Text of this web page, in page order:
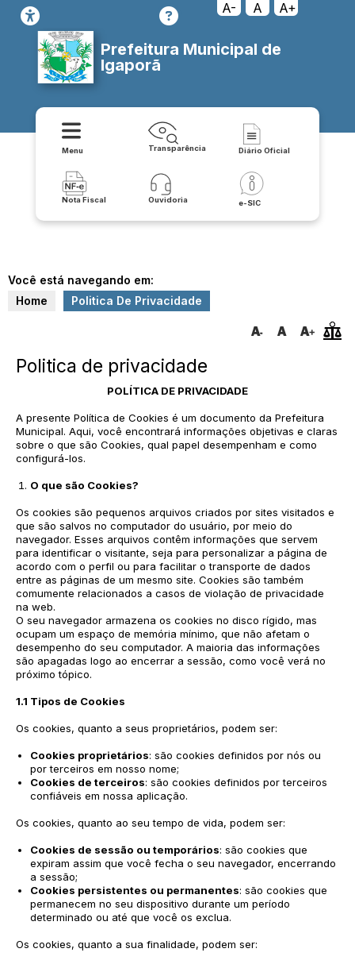
A- A A+
Prefeitura Municipal de
Igaporã
Menu Transparência Diário Oficial
Nota Fiscal Ouvidoria e-SIC
Você está navegando em:
Home
Politica De Privacidade
Politica de privacidade
POLÍTICA DE PRIVACIDADE
A presente Política de Cookies é um documento da Prefeitura
Municipal. Aqui, você encontrará informações objetivas e claras
sobre o que são Cookies, qual papel desempenham e como
configurá-los.
O que são Cookies?
Os cookies são pequenos arquivos criados por sites visitados e
que são salvos no computador do usuário, por meio do
navegador. Esses arquivos contêm informações que servem
para identificar o visitante, seja para personalizar a página de
acordo com o perfil ou para facilitar o transporte de dados
entre as páginas de um mesmo site. Cookies são também
comumente relacionados a casos de violação de privacidade
na web.
O seu navegador armazena os cookies no disco rígido, mas
ocupam um espaço de memória mínimo, que não afetam o
desempenho do seu computador. A maioria das informações
são apagadas logo ao encerrar a sessão, como você verá no
próximo tópico.
1.1 Tipos de Cookies
Os cookies, quanto a seus proprietários, podem ser:
Cookies proprietários: são cookies definidos por nós ou
por terceiros em nosso nome;
Cookies de terceiros: são cookies definidos por terceiros
confiáveis em nossa aplicação.
Os cookies, quanto ao seu tempo de vida, podem ser:
Cookies de sessão ou temporários: são cookies que
expiram assim que você fecha o seu navegador, encerrando
a sessão;
Cookies persistentes ou permanentes: são cookies que
permanecem no seu dispositivo durante um período
determinado ou até que você os exclua.
Os cookies, quanto a sua finalidade, podem ser: